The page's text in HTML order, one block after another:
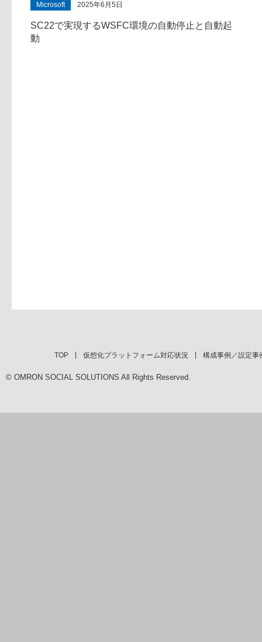
Microsoft 2025年6月5日
SC22で実現するWSFC環境の自動停止と自動起
動
TOP 仮想化プラットフォーム対応状況 構成事例／設定事
© OMRON SOCIAL SOLUTIONS All Rights Reserved.